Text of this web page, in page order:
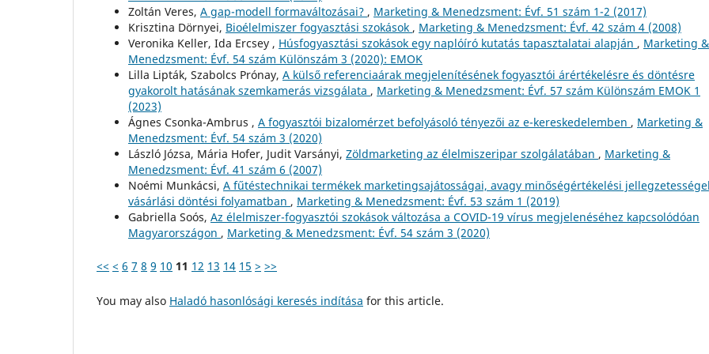
Zoltán Veres, A gap-modell formaváltozásai? , Marketing & Menedzsment: Évf. 51 szám 1-2 (2017)
Krisztina Dörnyei, Bioélelmiszer fogyasztási szokások , Marketing & Menedzsment: Évf. 42 szám 4 (2008)
Veronika Keller, Ida Ercsey , Húsfogyasztási szokások egy naplóíró kutatás tapasztalatai alapján , Marketing &
Menedzsment: Évf. 54 szám Különszám 3 (2020): EMOK
Lilla Lipták, Szabolcs Prónay, A külső referenciaárak megjelenítésének fogyasztói árértékelésre és döntésre
gyakorolt hatásának szemkamerás vizsgálata , Marketing & Menedzsment: Évf. 57 szám Különszám EMOK 1
(2023)
Ágnes Csonka-Ambrus , A fogyasztói bizalomérzet befolyásoló tényezői az e-kereskedelemben , Marketing &
Menedzsment: Évf. 54 szám 3 (2020)
László Józsa, Mária Hofer, Judit Varsányi, Zöldmarketing az élelmiszeripar szolgálatában , Marketing &
Menedzsment: Évf. 41 szám 6 (2007)
Noémi Munkácsi, A fűtéstechnikai termékek marketingsajátosságai, avagy minőségértékelési
vásárlási döntési folyamatban , Marketing & Menedzsment: Évf. 53 szám 1 (2019)
Gabriella Soós, Az élelmiszer-fogyasztói szokások változása a COVID-19 vírus megjelenéséhez kapcsolódóan
Magyarországon , Marketing & Menedzsment: Évf. 54 szám 3 (2020)
<< < 6 7 8 9 10 11 12 13 14 15 > >>
You may also Haladó hasonlósági keresés indítása for this article.